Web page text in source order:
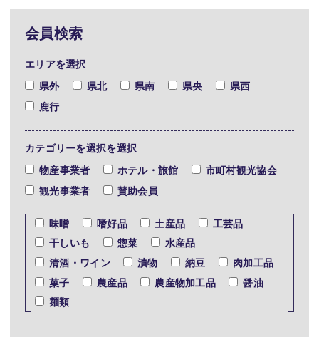
会員検索
エリアを選択
県外
県北 県南 県央
県西
鹿行
カテゴリーを選択を選択
物産事業者
ホテル・旅館
市町村観光協会
観光事業者
賛助会員
味噌 嗜好品 土産品
工芸品
干しいも
惣菜
水産品
清酒・ワイン
漬物 納豆
肉加工品
菓子
農産品 農産物加工品
醤油
麺類